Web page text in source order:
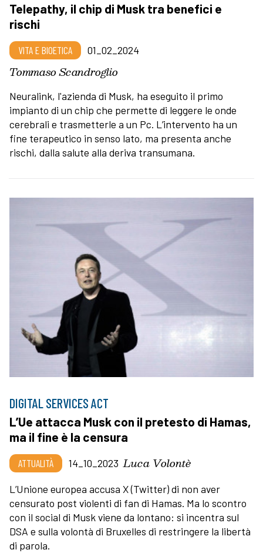
Telepathy, il chip di Musk tra benefici e
rischi
VITA E BIOETICA 01_02_2024
Tommaso Scandroglio
Neuralink, l'azienda di Musk, ha eseguito il primo
impianto di un chip che permette di leggere le onde
cerebrali e trasmetterle a un Pc. L’intervento ha un
fine terapeutico in senso lato, ma presenta anche
rischi, dalla salute alla deriva transumana.
DIGITAL SERVICES ACT
L’Ue attacca Musk con il pretesto di Hamas,
ma il fine è la censura
ATTUALITÀ 14_10_2023 Luca Volontè
L’Unione europea accusa X (Twitter) di non aver
censurato post violenti di fan di Hamas. Ma lo scontro
con il social di Musk viene da lontano: si incentra sul
DSA e sulla volontà di Bruxelles di restringere la libertà
di parola.